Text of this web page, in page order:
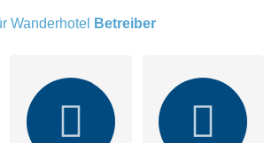
Wanderhotel Betreiber